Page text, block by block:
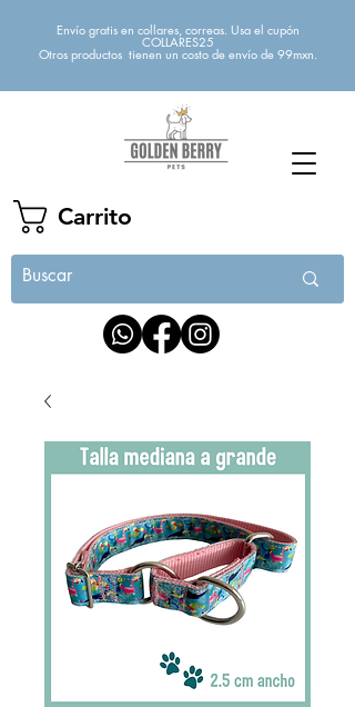
Carrito
Envío gratis en collares, correas. Usa el cupón
COLLARES25
Otros productos tienen un costo de envío de 99mxn.